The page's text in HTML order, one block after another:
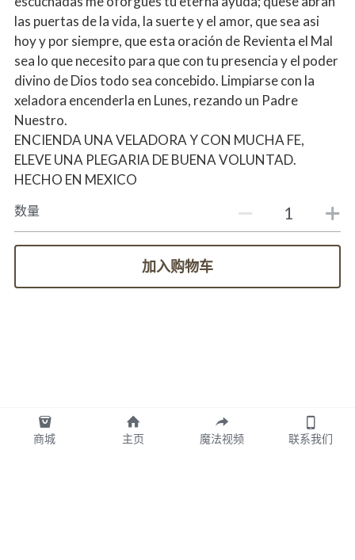
las puertas de la vida, la suerte y el amor, que sea asi
hoy y por siempre, que esta oración de Revienta el Mal
sea lo que necesito para que con tu presencia y el poder
divino de Dios todo sea concebido. Limpiarse con la
xeladora encenderla en Lunes, rezando un Padre
Nuestro.
ENCIENDA UNA VELADORA Y CON MUCHA FE,
ELEVE UNA PLEGARIA DE BUENA VOLUNTAD.
HECHO EN MEXICO
数量
加入购物车
商城 主页 魔法视频 联系我们